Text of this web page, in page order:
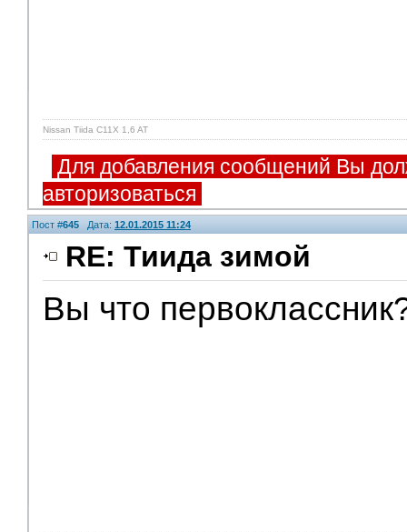
Nissan Tiida C11X 1,6 AT
Для добавления сообщений Вы
авторизоваться
Пост #645 Дата: 12.01.2015 11:24
RE: Тиида зимой
Вы что